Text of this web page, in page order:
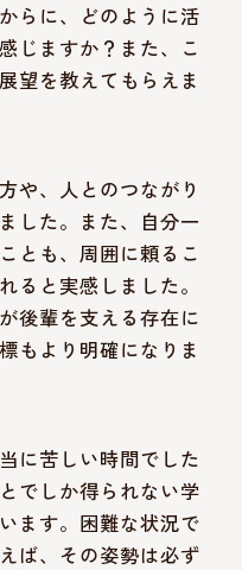
らに、どのように活
じますか？また、こ
望を教えてもらえま
や、人とのつながり
した。また、自分一
とも、周囲に頼るこ
ると実感しました。
後輩を支える存在に
もより明確になりま
に苦しい時間でした
でしか得られない学
ます。困難な状況で
ば、その姿勢は必ず